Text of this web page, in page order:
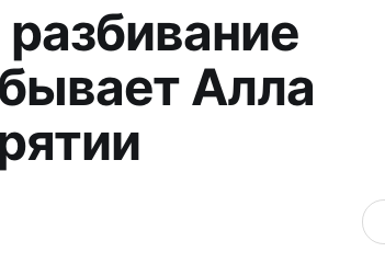
Алла